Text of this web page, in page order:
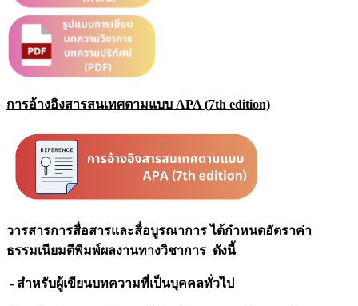
การอ้างอิงสารสนเทศตามแบบ APA (7th edition)
วารสารการสื่อสารและสื่อบูรณาการ ได้กำหนดอัตราค่า
ธรรมเนียมตีพิมพ์ผลงานทางวิชาการ ดังนี้
- สำหรับผู้เขียนบทความที่เป็นบุคคลทั่วไป